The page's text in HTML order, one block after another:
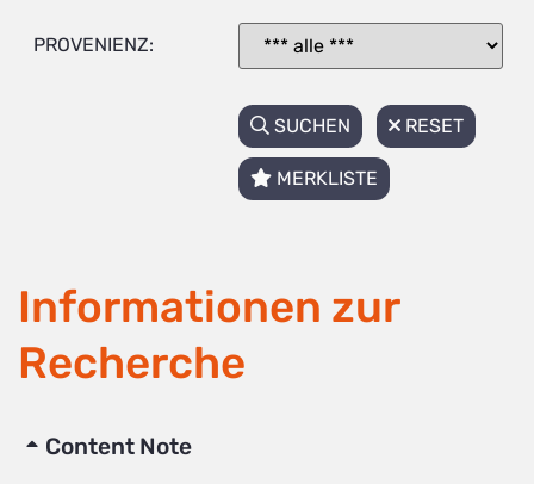
PROVENIENZ:
SUCHEN RESET
MERKLISTE
Informationen zur
Recherche
Content Note